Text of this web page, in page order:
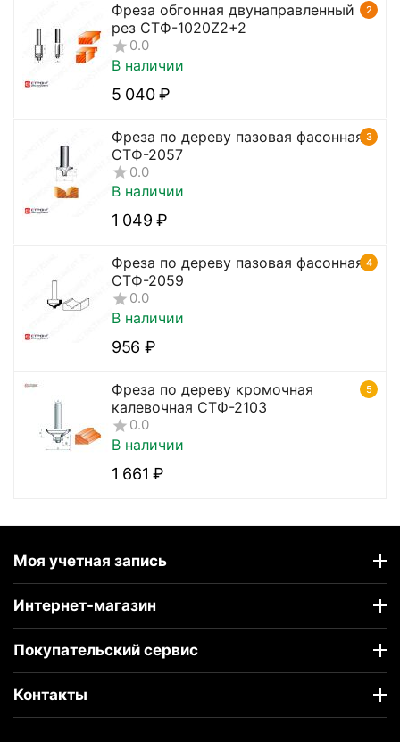
2
Фреза обгонная двунаправленный
рез CTФ-1020Z2+2
0.0
В наличии
5 040 ₽
3
Фреза по дереву пазовая фасонная
CTФ-2057
0.0
В наличии
1 049 ₽
4
Фреза по дереву пазовая фасонная
CTФ-2059
0.0
В наличии
‍956‍ ₽
5
Фреза по дереву кромочная
калевочная CTФ-2103
0.0
В наличии
1 661 ₽
Моя учетная запись
Интернет-магазин
Покупательский сервис
Контакты